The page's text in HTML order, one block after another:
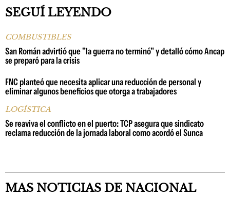
SEGUÍ LEYENDO
COMBUSTIBLES
San Román advirtió que "la guerra no terminó" y detalló cómo Ancap
se preparó para la crisis
FNC planteó que necesita aplicar una reducción de personal y
eliminar algunos beneficios que otorga a trabajadores
LOGÍSTICA
Se reaviva el conflicto en el puerto: TCP asegura que sindicato
reclama reducción de la jornada laboral como acordó el Sunca
MAS NOTICIAS DE NACIONAL